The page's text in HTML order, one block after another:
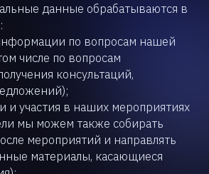
данные обрабатываются в
по вопросам нашей
числе по вопросам
консультаций,
и участия в наших мероприятиях
мы можем также собирать
мероприятий и направлять
материалы, касающиеся